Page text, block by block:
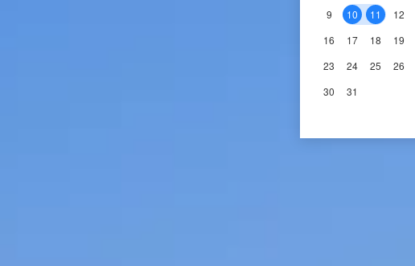
9
10 11 12
16
17 18 19
23
24 25 26
30
31